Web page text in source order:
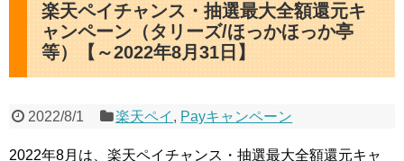
楽天ペイチャンス・抽選最大全額還元キ
ャンペーン（タリーズ/ほっかほっか亭
等）【～2022年8月31日】
2022/8/1 楽天ペイ , Payキャンペーン
2022年8月は、楽天ペイチャンス・抽選最大全額還元キャ